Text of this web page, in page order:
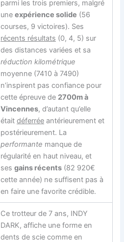
parmi les trois premiers, malgré
uneexpérience solide (56
courses, 9 victoires). Ses
récents résultats (0, 4, 5) sur
des distances variées et sa
réduction kilométrique
moyenne (7410 à 7490)
n’inspirent pas confiance pour
cette épreuve de 2700m à
Vincennes, d’autant qu’elle
étaitdéferrée antérieurement et
postérieurement. La
performante manque de
régularité en haut niveau, et
sesgains récents (82 920€
cette année) ne suffisent pas à
en faire une favorite crédible.
Ce trotteur de 7 ans, INDY
DARK, affiche une forme en
dents de scie comme en